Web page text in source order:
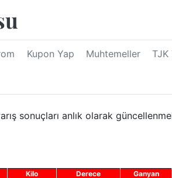
Kupon Yap Muhtemeller TJK
sonuçları anlık olarak
Kilo Derece Ganyan